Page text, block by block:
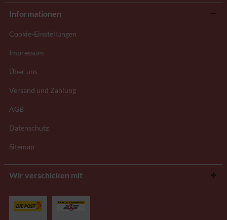
Informationen
Cookie-Einstellungen
Impressum
Über uns
Versand und Zahlung
AGB
Datenschutz
Sitemap
Wir verschicken mit